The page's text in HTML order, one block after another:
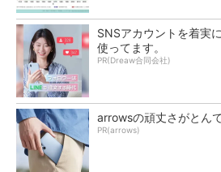
SNSアカウントを着実
使ってます。
PR(Dreaw合同会社)
arrowsの頑丈さがとん
PR(arrows)